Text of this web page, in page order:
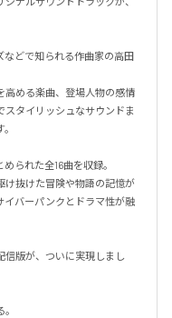
などで知られる作曲家の高田
高める楽曲、登場人物の感情
スタイリッシュなサウンドま
られた全16曲を収録。
け抜けた冒険や物語の記憶が
イバーパンクとドラマ性が融
信版が、ついに実現しまし